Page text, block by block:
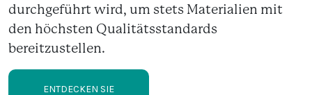
durchgeführt wird, um stets Materialien mit
den höchsten Qualitätsstandards
bereitzustellen.
ENTDECKEN SIE